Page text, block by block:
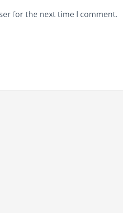
for the next time I comment.